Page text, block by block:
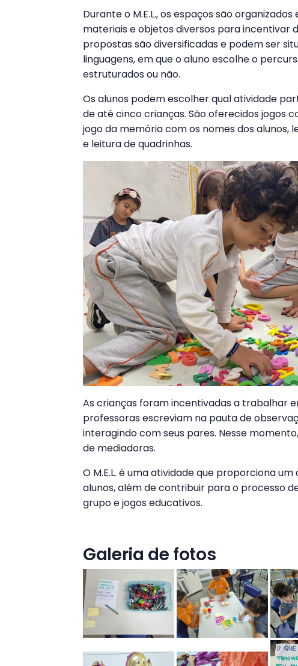
Durante o M.E.L., os espaços são
materiais e objetos diversos para incentivar
propostas são diversificadas e podem ser
linguagens, em que o aluno escolhe o
estruturados ou não.
Os alunos podem escolher qual atividade
de até cinco crianças. São oferecidos jogos
jogo da memória com os nomes dos
e leitura de quadrinhas.
As crianças foram incentivadas a trabalhar
professoras escreviam na pauta de
interagindo com seus pares. Nesse
de mediadoras.
O M.E.L. é uma atividade que proporciona
alunos, além de contribuir para o processo
grupo e jogos educativos.
Galeria de fotos